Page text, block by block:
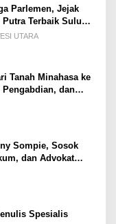
Parlemen, Jejak
Terbaik Suluun
UTARA
Tanah Minahasa ke
dan
Sompie, Sosok
dan Advokat
Spesialis